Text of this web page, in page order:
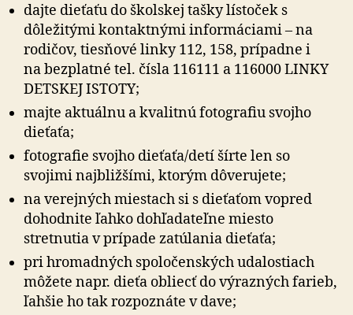
dajte dieťaťu do školskej tašky lístoček s
dôležitými kontaktnými informáciami – na
rodičov, tiesňové linky 112, 158, prípadne i
na bez­platné tel. čísla 116111 a 116000 LINKY
DETSKEJ ISTOTY;
majte aktuálnu a kvalitnú fotografiu svojho
dieťaťa;
fotografie svojho dieťaťa/detí šírte len so
svojimi najbližšími, ktorým dôverujete;
na verejných miestach si s dieťaťom vopred
dohodnite ľahko dohľadateľne miesto
stretnutia v prípade zatúlania dieťaťa;
pri hromadných spoločenských udalostiach
môžete napr. dieťa obliecť do výrazných farieb,
ľahšie ho tak rozpoznáte v dave;